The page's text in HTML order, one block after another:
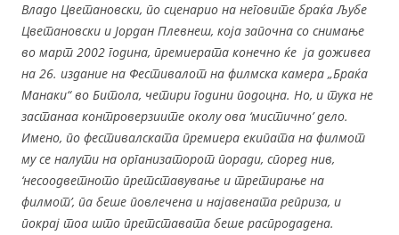
Владо Цветановски, по сценарио на неговите браќа Љубе
Цветановски и Јордан Плевнеш, која започна со снимање
во март 2002 година, премиерата конечно ќе ја доживеа
на 26. издание на Фестивалот на филмска камера „Браќа
Манаки“ во Битола, четири години подоцна. Но, и тука не
застанаа контроверзиите околу ова ‘мистично’ дело.
Имено, по фестивалската премиера екипата на филмот
му се налути на организаторот поради, според нив,
‘несоодветното претставување и третирање на
филмот’, па беше повлечена и најавената реприза, и
покрај тоа што претставата беше распродадена.